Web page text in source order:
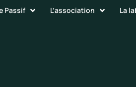
Passif L’association La